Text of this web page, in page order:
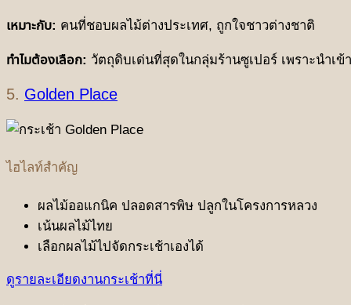
เหมาะกับ: คนที่ชอบผลไม้ต่างประเทศ, ถูกใจชาวต่างชาติ
ทำไมต้องเลือก: วัตถุดิบเด่นที่สุดในกลุ่มร้านซูเปอร์ เพราะนำเข้
5. Golden Place
ไฮไลท์สำคัญ
ผลไม้ออแกนิค ปลอดสารพิษ ปลูกในโครงการหลวง
เน้นผลไม้ไทย
เลือกผลไม้ไปจัดกระเช้าเองได้
ดูรายละเอียดงานกระเช้าที่นี่